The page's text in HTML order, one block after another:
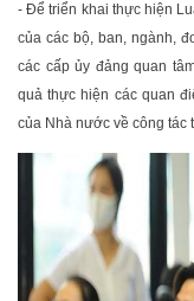
- Để triển khai thực hiện
của các bộ, ban, ngành,
các cấp ủy đảng quan
quả thực hiện các quan
của Nhà nước về công tác